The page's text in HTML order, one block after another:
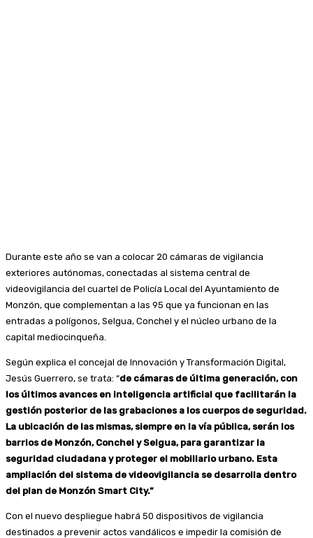
Durante este año se van a colocar 20 cámaras de vigilancia
exteriores autónomas, conectadas al sistema central de
videovigilancia del cuartel de Policía Local del Ayuntamiento de
Monzón, que complementan a las 95 que ya funcionan en las
entradas a polígonos, Selgua, Conchel y el núcleo urbano de la
capital mediocinqueña.
Según explica el concejal de Innovación y Transformación Digital,
Jesús Guerrero, se trata: “de cámaras de última generación, con
los últimos avances en inteligencia artificial que facilitarán la
gestión posterior de las grabaciones a los cuerpos de seguridad.
La ubicación de las mismas, siempre en la vía pública, serán los
barrios de Monzón, Conchel y Selgua, para garantizar la
seguridad ciudadana y proteger el mobiliario urbano. Esta
ampliación del sistema de videovigilancia se desarrolla dentro
del plan de Monzón Smart City.”
Con el nuevo despliegue habrá 50 dispositivos de vigilancia
destinados a prevenir actos vandálicos e impedir la comisión de